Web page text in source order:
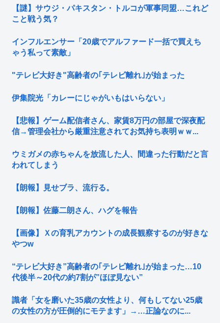
【謎】サウジ・パキスタン・トルコが軍事同盟…これど
こと戦う気？
インフルエンサー「20歳でアルファード一括で買えち
ゃう私って素敵」
"テレビ大好き"高齢者の｢テレビ離れ｣が始まった
伊集院光「カレーにじゃがいもはいらない」
【悲報】ゲーム配信者さん、家賃8万円の部屋で深夜配
信→管理会社から厳重注意されてお気持ち表明ｗｗ...
ウミガメの赤ちゃんを放流した人、間違った行動だと言
われてしまう
【朗報】見せブラ、流行る。
【朗報】佐藤二朗さん、ハグを報告
【画像】Ｘの育乳アカウントの成長観察するのが好きな
やつw
“テレビ大好き”高齢者の｢テレビ離れ｣が始まった…10
代後半～20代の約7割が”ほぼ見ない”
識者「女を磨いた35歳の女性より、何もしてない25歳
の女性の方が圧倒的にモテます」→…正論なのに...